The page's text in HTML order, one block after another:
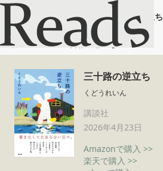
三十路の逆立ち
ホーム 三十路の逆立ち
三十路の逆立ち
くどうれいん
講談社
2026年4月23日
Amazonで購入 >>
楽天で購入 >>